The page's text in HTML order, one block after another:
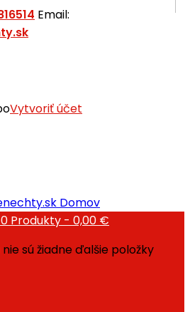
Email:
Vytvoriť účet
Domov
0 Produkty - 0,00 €
sú žiadne ďalšie položky